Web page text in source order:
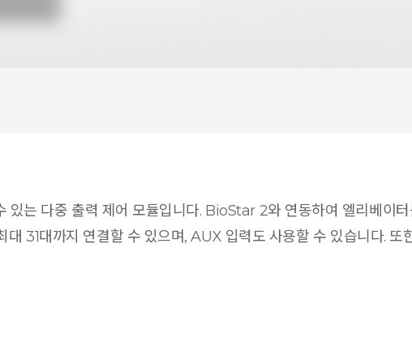
는 다중 출력 제어 모듈입니다. BioStar 2와 연동하여 엘리베이
31대까지 연결할 수 있으며, AUX 입력도 사용할 수 있습니다. 또